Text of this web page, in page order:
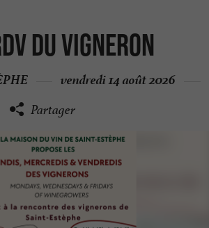
du vigneron
vendredi 14 août 2026
Partager